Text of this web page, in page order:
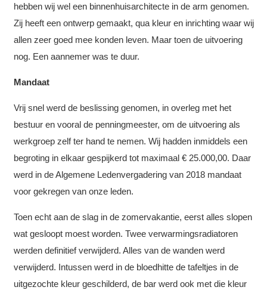
hebben wij wel een binnenhuisarchitecte in de arm genomen.
Zij heeft een ontwerp gemaakt, qua kleur en inrichting waar wij
allen zeer goed mee konden leven. Maar toen de uitvoering
nog. Een aannemer was te duur.
Mandaat
Vrij snel werd de beslissing genomen, in overleg met het
bestuur en vooral de penningmeester, om de uitvoering als
werkgroep zelf ter hand te nemen. Wij hadden inmiddels een
begroting in elkaar gespijkerd tot maximaal € 25.000,00. Daar
werd in de Algemene Ledenvergadering van 2018 mandaat
voor gekregen van onze leden.
Toen echt aan de slag in de zomervakantie, eerst alles slopen
wat gesloopt moest worden. Twee verwarmingsradiatoren
werden definitief verwijderd. Alles van de wanden werd
verwijderd. Intussen werd in de bloedhitte de tafeltjes in de
uitgezochte kleur geschilderd, de bar werd ook met die kleur